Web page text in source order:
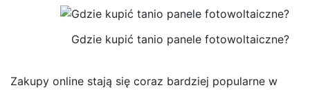
Gdzie kupić tanio panele fotowoltaiczne?
Zakupy online stają się coraz bardziej popularne w